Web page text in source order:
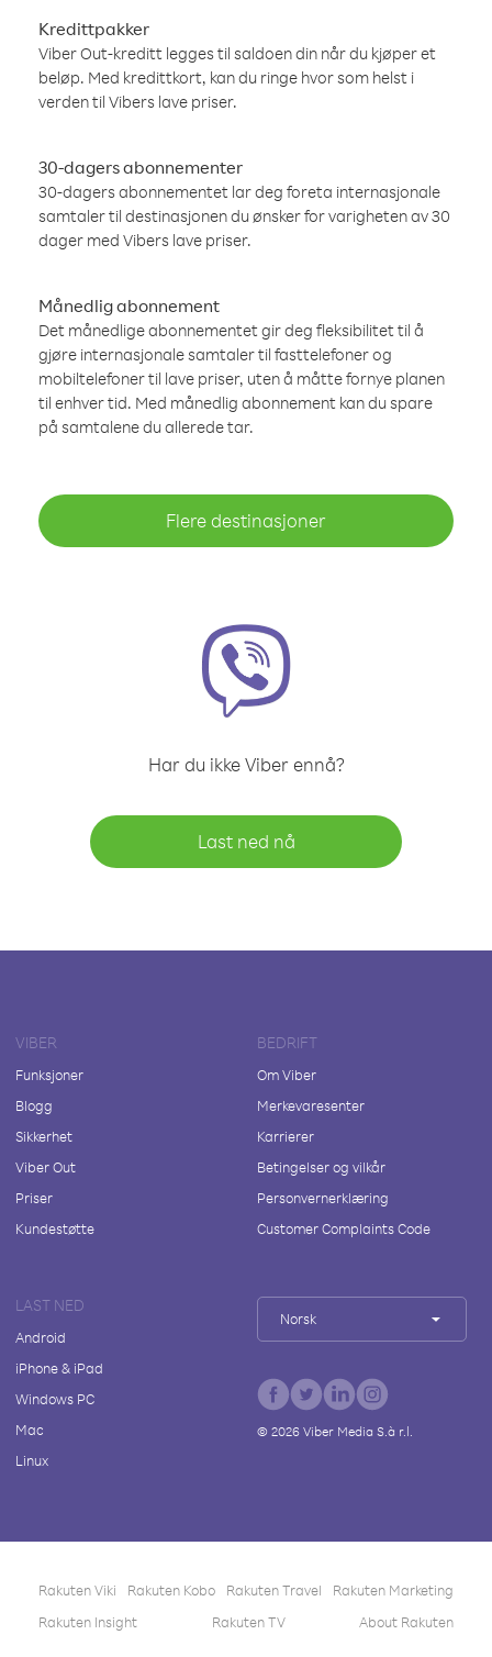
Kredittpakker
Viber Out-kreditt legges til saldoen din når du kjøper et
beløp. Med kredittkort, kan du ringe hvor som helst i
verden til Vibers lave priser.
30-dagers abonnementer
30-dagers abonnementet lar deg foreta internasjonale
samtaler til destinasjonen du ønsker for varigheten av 30
dager med Vibers lave priser.
Månedlig abonnement
Det månedlige abonnementet gir deg fleksibilitet til å
gjøre internasjonale samtaler til fasttelefoner og
mobiltelefoner til lave priser, uten å måtte fornye planen
til enhver tid. Med månedlig abonnement kan du spare
på samtalene du allerede tar.
Flere destinasjoner
Har du ikke Viber ennå?
Last ned nå
VIBER
Funksjoner
Blogg
Sikkerhet
Viber Out
Priser
Kundestøtte
BEDRIFT
Om Viber
Merkevaresenter
Karrierer
Betingelser og vilkår
Personvernerklæring
Customer Complaints Code
LAST NED
Android
iPhone & iPad
Windows PC
Mac
Linux
Norsk
© 2026Viber Media S.à r.l.
Rakuten Viki Rakuten Kobo Rakuten Travel
Rakuten Marketing
Rakuten Insight
Rakuten TV About Rakuten